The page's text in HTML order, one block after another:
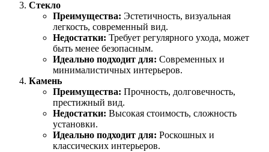
Стекло
Преимущества: Эстетичность, визуальная
легкость, современный вид.
Недостатки: Требует регулярного ухода, может
быть менее безопасным.
Идеально подходит для: Современных и
минималистичных интерьеров.
Камень
Преимущества: Прочность, долговечность,
престижный вид.
Недостатки: Высокая стоимость, сложность
установки.
Идеально подходит для: Роскошных и
классических интерьеров.